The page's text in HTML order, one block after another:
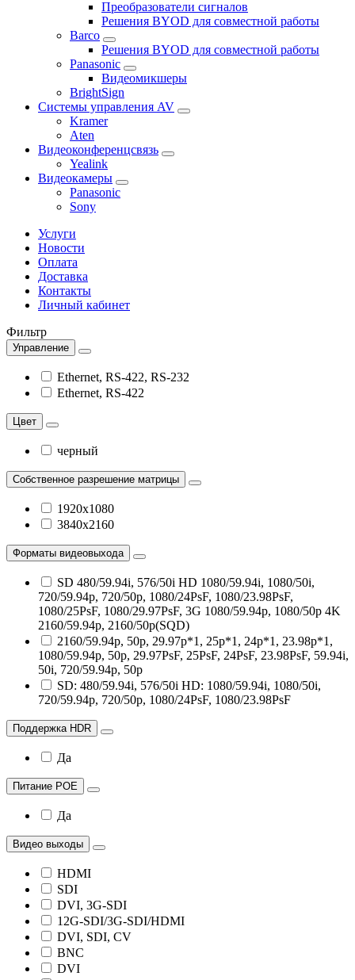
Преобразователи сигналов
Решения BYOD для совместной работы
Barco
Решения BYOD для совместной работы
Panasonic
Видеомикшеры
BrightSign
Системы управления AV
Kramer
Aten
Видеоконференцсвязь
Yealink
Видеокамеры
Panasonic
Sony
Услуги
Новости
Оплата
Доставка
Контакты
Личный кабинет
Фильтр
Управление
Ethernet, RS-422, RS-232
Ethernet, RS-422
Цвет
черный
Собственное разрешение матрицы
1920х1080
3840x2160
Форматы видеовыхода
SD 480/59.94i, 576/50i HD 1080/59.94i, 1080/50i,
720/59.94p, 720/50p, 1080/24PsF, 1080/23.98PsF,
1080/25PsF, 1080/29.97PsF, 3G 1080/59.94p, 1080/50p 4K
2160/59.94p, 2160/50p(SQD)
2160/59.94p, 50p, 29.97p*1, 25p*1, 24p*1, 23.98p*1,
1080/59.94p, 50p, 29.97PsF, 25PsF, 24PsF, 23.98PsF, 59.94i,
50i, 720/59.94p, 50p
SD: 480/59.94i, 576/50i HD: 1080/59.94i, 1080/50i,
720/59.94p, 720/50p, 1080/24PsF, 1080/23.98PsF
Поддержка HDR
Да
Питание POE
Да
Видео выходы
HDMI
SDI
DVI, 3G-SDI
12G-SDI/3G-SDI/HDMI
DVI, SDI, CV
BNC
DVI